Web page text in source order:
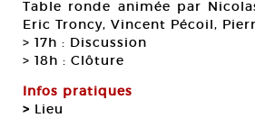
Table ronde animée par
Eric Troncy, Vincent Pécoil,
> 17h : Discussion
> 18h : Clôture
Infos pratiques
> Lieu